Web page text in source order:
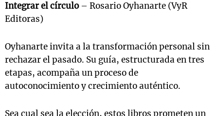
Integrar el círculo– Rosario Oyhanarte (VyR
Editoras)
Oyhanarte invita a la transformación personal sin
rechazar el pasado. Su guía, estructurada en tres
etapas, acompaña un proceso de
autoconocimiento y crecimiento auténtico.
Sea cual sea la elección, estos libros prometen un